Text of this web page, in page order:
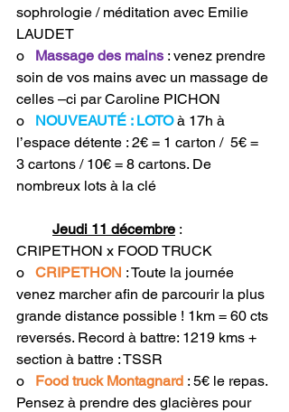
sophrologie / méditation avec Emilie
LAUDET
o Massage des mains : venez prendre
soin de vos mains avec un massage de
celles –ci par Caroline PICHON
o NOUVEAUTÉ : LOTO à 17h à
l’espace détente : 2€ = 1 carton /  5€ =
3 cartons / 10€ = 8 cartons. De
nombreux lots à la clé
Jeudi 11 décembre :
CRIPETHON x FOOD TRUCK
o CRIPETHON : Toute la journée
venez marcher afin de parcourir la plus
grande distance possible ! 1km = 60 cts
reversés. Record à battre: 1219 kms +
section à battre : TSSR
o Food truck Montagnard : 5€ le repas.
Pensez à prendre des glacières pour